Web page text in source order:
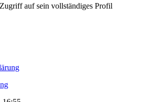
auf sein vollständiges Profil